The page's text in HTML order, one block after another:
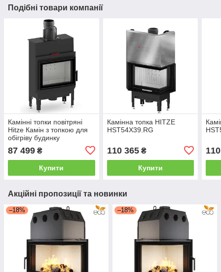
Подібні товари компанії
Камінні топки повітряні
Hitze Камін з топкою для
обігріву будинку
HST59x43.S-I Вбудована
камінна топка
87 499 ₴
Купити
Камінна топка HITZE
HST54X39.RG
110 365₴
Купити
Акційні пропозиції та новинки
–18% –18%